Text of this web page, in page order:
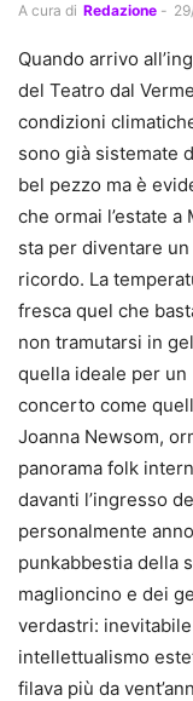
A cura di Redazione -
Quando arrivo
del Teatro dal
condizioni
sono già sistemate
bel pezzo ma è
che ormai l’estate a
sta per diventare un
ricordo. La
fresca quel che
non tramutarsi in
quella ideale per un
concerto come
Joanna Newsom,
panorama folk
davanti l’ingresso
personalmente
punkabbestia della
maglioncino e dei
verdastri:
intellettualismo
filava più da